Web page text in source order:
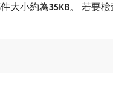
大小約為​35KB。 若要